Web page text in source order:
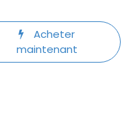
Acheter
maintenant